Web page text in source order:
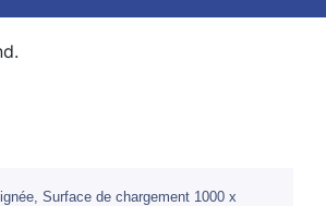
Surface de chargement 1000 x